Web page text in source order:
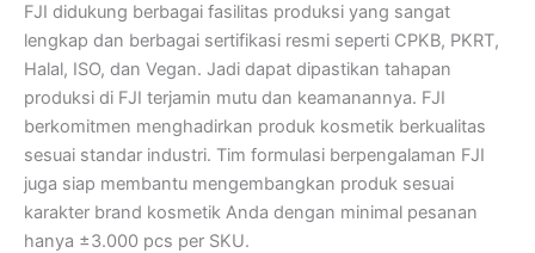
FJI didukung berbagai fasilitas produksi yang sangat
lengkap dan berbagai sertifikasi resmi seperti CPKB, PKRT,
Halal, ISO, dan Vegan. Jadi dapat dipastikan tahapan
produksi di FJI terjamin mutu dan keamanannya. FJI
berkomitmen menghadirkan produk kosmetik berkualitas
sesuai standar industri. Tim formulasi berpengalaman FJI
juga siap membantu mengembangkan produk sesuai
karakter brand kosmetik Anda dengan minimal pesanan
hanya ±3.000 pcs per SKU.